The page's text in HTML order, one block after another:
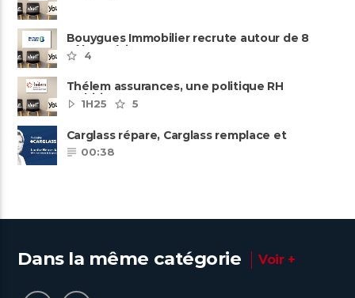
Bouygues Immobilier recrute autour de 8
pôles métiers
4
Thélem assurances, une politique RH
ambitieuse
1H25 5
Carglass répare, Carglass remplace et
Carglass embauche également.
00:38
Dans la même catégorie Voir +